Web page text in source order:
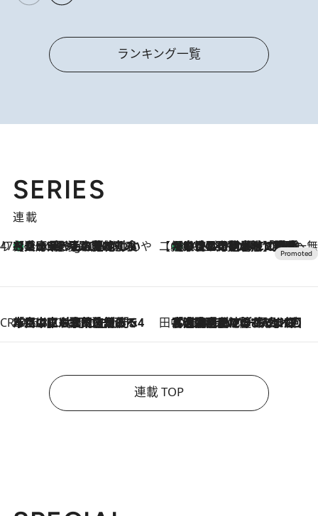
ランキング一覧
SERIES
連載
47都道府県の手みやげ ひんやりスイーツで夏を満喫
1 Hour Ago
【兵庫県】この夏絶対食べたい 冷やしておいしいおやつ3選 淡路島の恵みをジェラートに集約 【CREA×星野リゾート】唯一無二。癒しと発見が待つ場所へ
2026.8.7
【トンボの足水浴】ヒノキの香りに包まれて涼感マックス！約13℃の湧水かけ流しを避暑地「星野温泉 トンボの湯」で体験
CREA'S CHOICE
2026.8.7
「立川にも歌舞伎があるんだよ」 片岡仁左衛門・市川中車ら豪華座組みで4年目の立川立飛歌舞伎へ 田中稲の勝手に再ブーム
2026.8.7
「湘南乃風に憧れて」観客大盛上がりの“タオル回し”に、ラッパー顔負けの高速歌唱まで…さだまさし（74）のアグレッシブすぎる現在地
連載 TOP